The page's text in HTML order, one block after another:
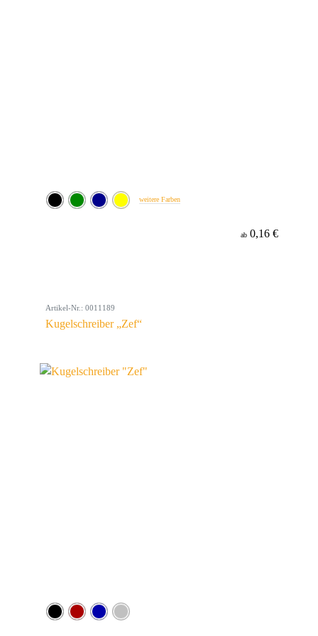
weitere Farben
ab 0,16 €
Artikel-Nr.: 0011189
Kugelschreiber „Zef“